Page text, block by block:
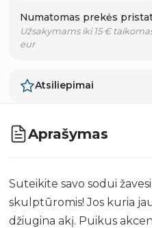
Numatomas prekės
Užsakymams iki 15 €
eur
Atsiliepimai
Aprašymas
Suteikite savo sodui
skulptūromis! Jos kuria
džiugina akį. Puikus